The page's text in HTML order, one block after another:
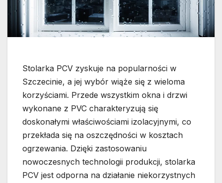
Stolarka PCV zyskuje na popularności w
Szczecinie, a jej wybór wiąże się z wieloma
korzyściami. Przede wszystkim okna i drzwi
wykonane z PVC charakteryzują się
doskonałymi właściwościami izolacyjnymi, co
przekłada się na oszczędności w kosztach
ogrzewania. Dzięki zastosowaniu
nowoczesnych technologii produkcji, stolarka
PCV jest odporna na działanie niekorzystnych